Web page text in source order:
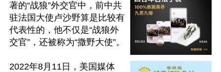
著的“战狼”外交官中，前中共
驻法国大使卢沙野算是比较有
代表性的，他不仅是“战狼外
交官”，还被称为“撒野大使”。
2022年8月11日，美国媒体